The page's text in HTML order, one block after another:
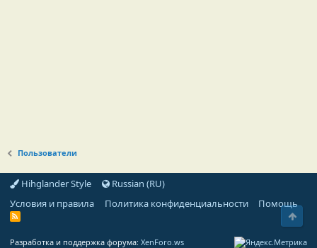
Пользователи
Hihglander Style
Russian (RU)
Условия и правила
Политика конфиденциальности Помощь
R
Разработка и поддержка форума: XenForo.ws